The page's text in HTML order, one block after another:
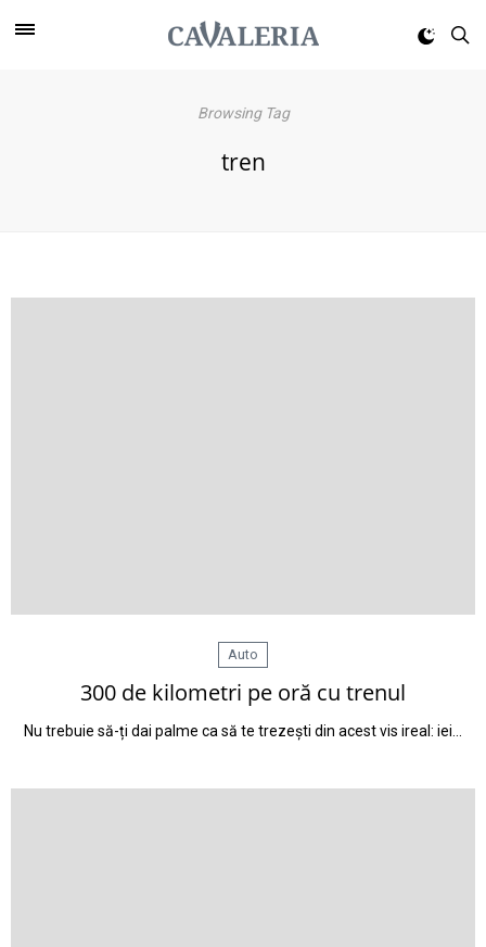
Browsing Tag
tren
Auto
300 de kilometri pe oră cu trenul
Nu trebuie să-ți dai palme ca să te trezești din acest vis ireal: iei…